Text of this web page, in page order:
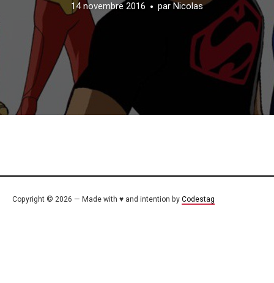
14 novembre 2016 par Nicolas
Copyright © 2026 — Made with ♥ and intention by Codestag